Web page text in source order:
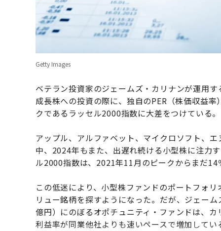
Getty Images
ベテラン投資家のジェームズ・カリナンが運用
成長株への投資の際に、独自のPER（株価収益
クであるラッセル2000指数に大差をつけている。
アップル、アルファベット、マイクロソフト、
中、2024年もまた、出遅れ続ける小型株に注力
ル2000指数は、2021年11月のピークからまだ
この低迷により、小型株ファンドのポートフォ
リュー銘柄を探すようになった。だが、ジェー
億円）にのぼるオポチュニティ・ファンドは、
利益率が同業他社よりも速いペースで増加して